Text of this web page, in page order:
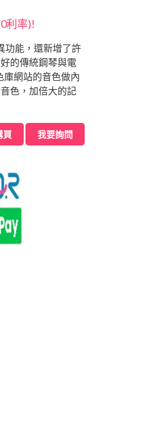
利率)!
功能，還新增了許
的傳統鋼琴與電
庫網站的音色做內
色，加倍大的記
買 我要詢問